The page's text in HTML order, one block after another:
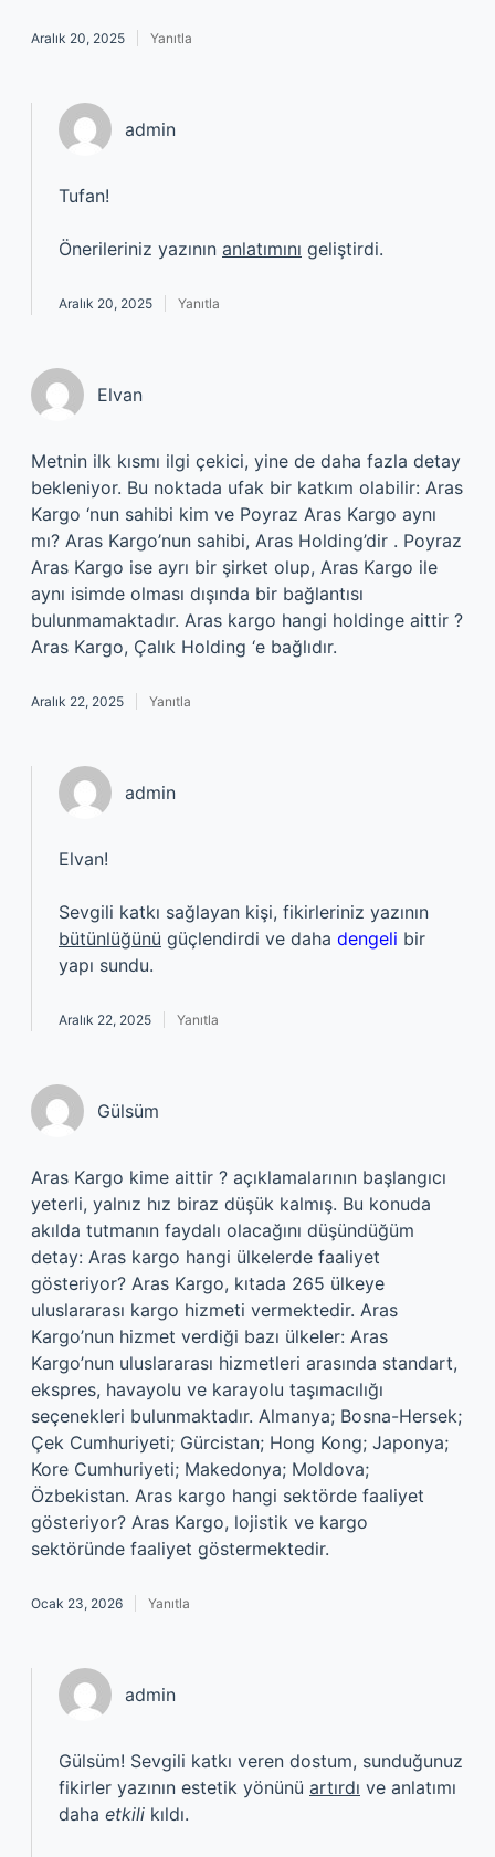
Aralık 20, 2025 Yanıtla
admin
Tufan!
Önerileriniz yazının anlatımını geliştirdi.
Aralık 20, 2025 Yanıtla
Elvan
Metnin ilk kısmı ilgi çekici, yine de daha fazla detay
bekleniyor. Bu noktada ufak bir katkım olabilir: Aras
Kargo ‘nun sahibi kim ve Poyraz Aras Kargo aynı
mı? Aras Kargo’nun sahibi, Aras Holding’dir . Poyraz
Aras Kargo ise ayrı bir şirket olup, Aras Kargo ile
aynı isimde olması dışında bir bağlantısı
bulunmamaktadır. Aras kargo hangi holdinge aittir ?
Aras Kargo, Çalık Holding ‘e bağlıdır.
Aralık 22, 2025 Yanıtla
admin
Elvan!
Sevgili katkı sağlayan kişi, fikirleriniz yazının
bütünlüğünü güçlendirdi ve daha dengeli bir
yapı sundu.
Aralık 22, 2025 Yanıtla
Gülsüm
Aras Kargo kime aittir ? açıklamalarının başlangıcı
yeterli, yalnız hız biraz düşük kalmış. Bu konuda
akılda tutmanın faydalı olacağını düşündüğüm
detay: Aras kargo hangi ülkelerde faaliyet
gösteriyor? Aras Kargo, kıtada 265 ülkeye
uluslararası kargo hizmeti vermektedir. Aras
Kargo’nun hizmet verdiği bazı ülkeler: Aras
Kargo’nun uluslararası hizmetleri arasında standart,
ekspres, havayolu ve karayolu taşımacılığı
seçenekleri bulunmaktadır. Almanya; Bosna-Hersek;
Çek Cumhuriyeti; Gürcistan; Hong Kong; Japonya;
Kore Cumhuriyeti; Makedonya; Moldova;
Özbekistan. Aras kargo hangi sektörde faaliyet
gösteriyor? Aras Kargo, lojistik ve kargo
sektöründe faaliyet göstermektedir.
Ocak 23, 2026 Yanıtla
admin
Gülsüm! Sevgili katkı veren dostum, sunduğunuz
fikirler yazının estetik yönünü artırdı ve anlatımı
daha etkili kıldı.